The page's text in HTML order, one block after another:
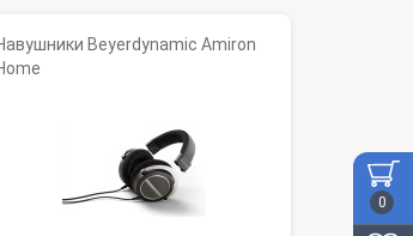
0
Beyerdynamic Amiron